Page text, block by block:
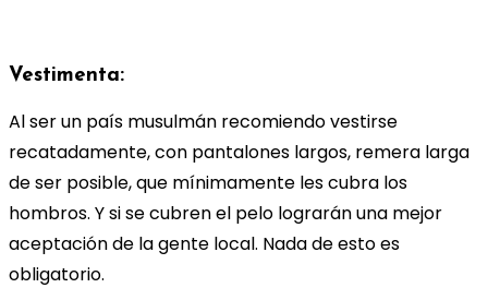
Vestimenta:
Al ser un país musulmán recomiendo vestirse
recatadamente, con pantalones largos, remera larga
de ser posible, que mínimamente les cubra los
hombros. Y si se cubren el pelo lograrán una mejor
aceptación de la gente local. Nada de esto es
obligatorio.